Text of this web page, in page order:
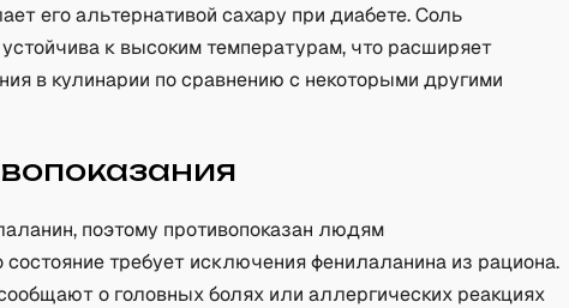
его альтернативой сахару при диабете. Соль
к высоким температурам, что расширяет
в кулинарии по сравнению с некоторыми другими
поэтому противопоказан людям
требует исключения фенилаланина из рациона.
о головных болях или аллергических реакциях